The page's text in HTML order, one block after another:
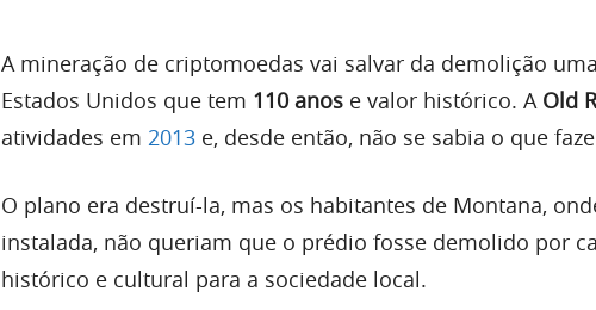
A mineração de criptomoedas vai salvar da demolição
Estados Unidos que tem 110 anos e valor histórico. A Old
atividades em 2013 e, desde então, não se sabia o que
O plano era destruí-la, mas os habitantes de Montana,
instalada, não queriam que o prédio fosse demolido por
histórico e cultural para a sociedade local.